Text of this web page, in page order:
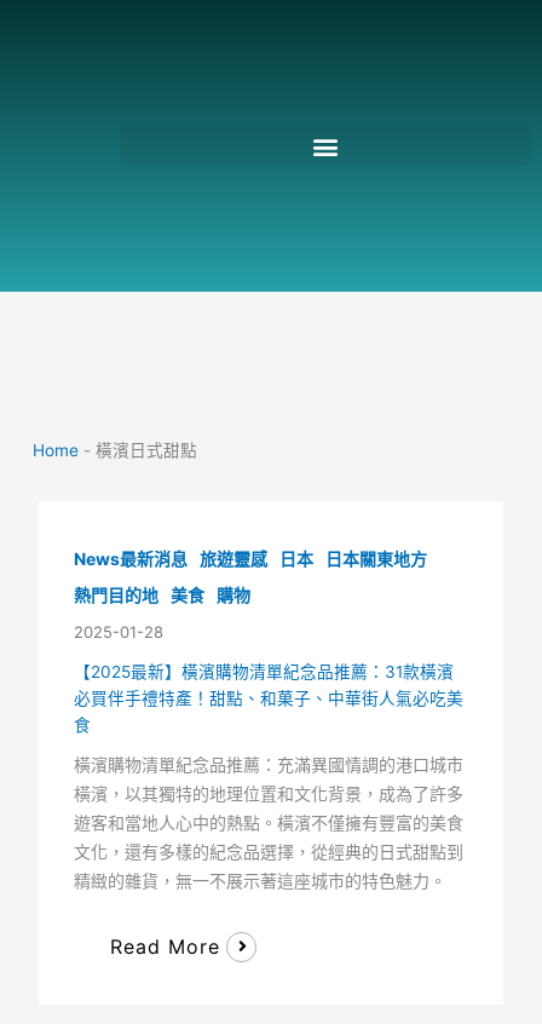
Home -橫濱日式甜點
News最新消息 旅遊靈感 日本
日本關東地方
熱門目的地 美食 購物
2025-01-28
【2025最新】橫濱購物清單紀念品推薦：31款橫濱
必買伴手禮特產！甜點、和菓子、中華街人氣必吃美
食
橫濱購物清單紀念品推薦：充滿異國情調的港口城市
橫濱，以其獨特的地理位置和文化背景，成為了許多
遊客和當地人心中的熱點。橫濱不僅擁有豐富的美食
文化，還有多樣的紀念品選擇，從經典的日式甜點到
精緻的雜貨，無一不展示著這座城市的特色魅力。
Read More